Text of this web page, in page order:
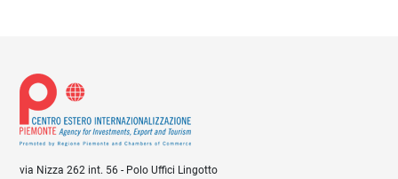
via Nizza 262 int. 56 - Polo Uffici Lingotto